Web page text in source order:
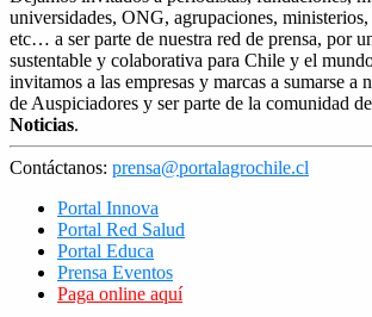
universidades, ONG, agrupaciones,
etc… a ser parte de nuestra red de prensa, por
sustentable y colaborativa para Chile y el
invitamos a las empresas y marcas a sumarse a
de Auspiciadores y ser parte de la comunidad de
Noticias.
Contáctanos: prensa@portalagrochile.cl
Portal Innova
Portal Red Salud
Portal Educa
Prensa Eventos
Paga online aquí